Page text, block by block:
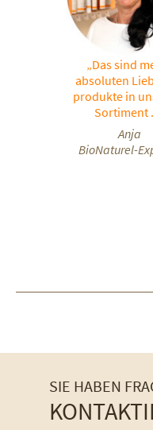
„Das sind
absoluten
produkte in
Sortiment
Anja
BioNaturel-
SIE HABEN